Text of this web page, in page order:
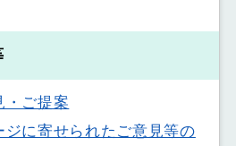
・ご提案
に寄せられたご意見等の